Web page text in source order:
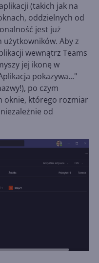
(takich jak na
oddzielnych od
jest już
Aby z
wewnątrz Teams
jej ikonę w
pokazywa..."
po czym
oknie, którego rozmiar
od